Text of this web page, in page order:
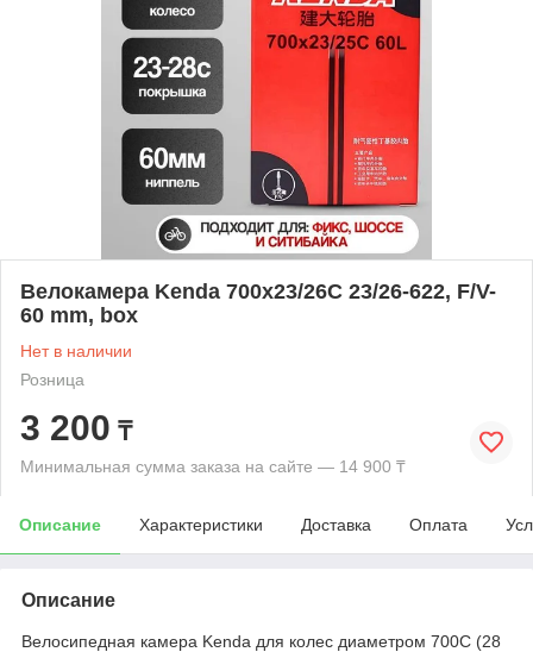
Велокамера Kenda 700x23/26C 23/26-622, F/V-
60 mm, box
Нет в наличии
Розница
3 200 ₸
Минимальная сумма заказа на сайте — 14 900 ₸
Описание Характеристики Доставка Оплата
Описание
Велосипедная камера Kenda для колес диаметром 700C (28